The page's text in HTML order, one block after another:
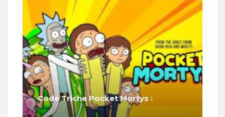
Code Triche Pocket Mortys :